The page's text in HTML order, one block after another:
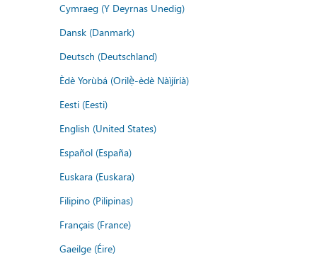
Cymraeg (Y Deyrnas Unedig)
Dansk (Danmark)
Deutsch (Deutschland)
Èdè Yorùbá (Orilẹ̀-èdè Nàìjíríà)
Eesti (Eesti)
English (United States)
Español (España)
Euskara (Euskara)
Filipino (Pilipinas)
Français (France)
Gaeilge (Éire)